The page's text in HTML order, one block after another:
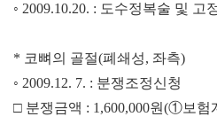
◦ 2009.10.20. : 도수정복술 및 고
* 코뼈의 골절(폐쇄성, 좌측)
◦ 2009.12. 7. : 분쟁조정신청
□ 분쟁금액 : 1,600,000원(①보험